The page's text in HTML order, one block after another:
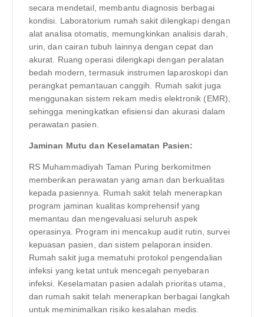
secara mendetail, membantu diagnosis berbagai
kondisi. Laboratorium rumah sakit dilengkapi dengan
alat analisa otomatis, memungkinkan analisis darah,
urin, dan cairan tubuh lainnya dengan cepat dan
akurat. Ruang operasi dilengkapi dengan peralatan
bedah modern, termasuk instrumen laparoskopi dan
perangkat pemantauan canggih. Rumah sakit juga
menggunakan sistem rekam medis elektronik (EMR),
sehingga meningkatkan efisiensi dan akurasi dalam
perawatan pasien.
Jaminan Mutu dan Keselamatan Pasien:
RS Muhammadiyah Taman Puring berkomitmen
memberikan perawatan yang aman dan berkualitas
kepada pasiennya. Rumah sakit telah menerapkan
program jaminan kualitas komprehensif yang
memantau dan mengevaluasi seluruh aspek
operasinya. Program ini mencakup audit rutin, survei
kepuasan pasien, dan sistem pelaporan insiden.
Rumah sakit juga mematuhi protokol pengendalian
infeksi yang ketat untuk mencegah penyebaran
infeksi. Keselamatan pasien adalah prioritas utama,
dan rumah sakit telah menerapkan berbagai langkah
untuk meminimalkan risiko kesalahan medis.